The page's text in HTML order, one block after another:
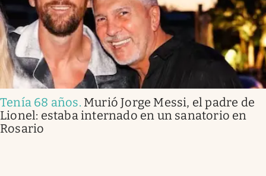
Tenía 68 años. Murió Jorge Messi, el padre de
Lionel: estaba internado en un sanatorio en
Rosario